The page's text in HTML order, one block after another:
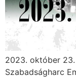
2023. október
Szabadságharc